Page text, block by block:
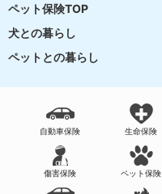
ペット保険TOP
犬との暮らし
ペットとの暮らし
自動車保険 生命保険
傷害保険 ペット保険